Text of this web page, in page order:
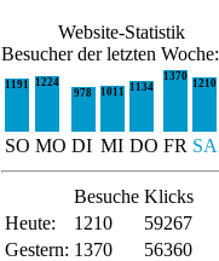
Website-Statistik
Besucher der letzten Woche:
1191
1224
978
1011 1134
1370
1210
SO MO DI MI DO FR SA
Besuche Klicks
Heute:
1210
59267
Gestern: 1370 56360